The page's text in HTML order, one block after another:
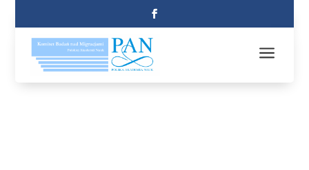
a